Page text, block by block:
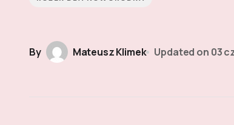
By Mateusz Klimek Updated on 03